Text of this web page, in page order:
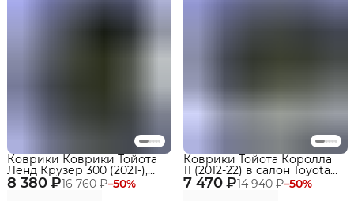
8 380 ₽16 760 ₽−50%
Коврики Коврики Тойота
Ленд Крузер 300 (2021-),
Toyota Land Cruiser 300 с
бортиками, эва, eva
7 470 ₽14 940 ₽−50%
Коврики Тойота Королла
11 (2012-22) в салон Toyota
(E160-170) с бортиками,
эва, eva